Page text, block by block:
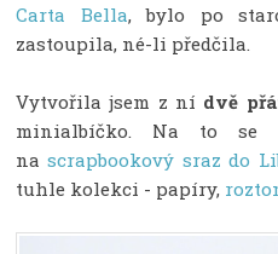
Carta Bella, bylo po
zastoupila, né-li předčila.
Vytvořila jsem z ní dvě
minialbíčko. Na to se
nascrapbookový sraz do
tuhle kolekci - papíry,